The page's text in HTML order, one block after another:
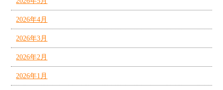
2026年4月
2026年3月
2026年2月
2026年1月